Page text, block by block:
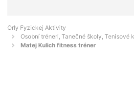
Orly Fyzickej Aktivity
Osobní tréneri, Tanečné školy, Tenisové
Matej Kulich fitness tréner